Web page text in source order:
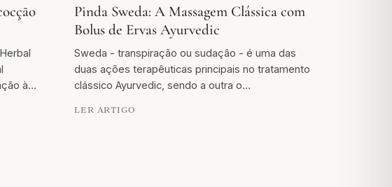
à…
Pinda Sweda: A Massagem Clássica com
Bolus de Ervas Ayurvedic
Sweda - transpiração ou sudação - é uma das
duas ações terapêuticas principais no tratamento
clássico Ayurvedic, sendo a outra o…
LER ARTIGO